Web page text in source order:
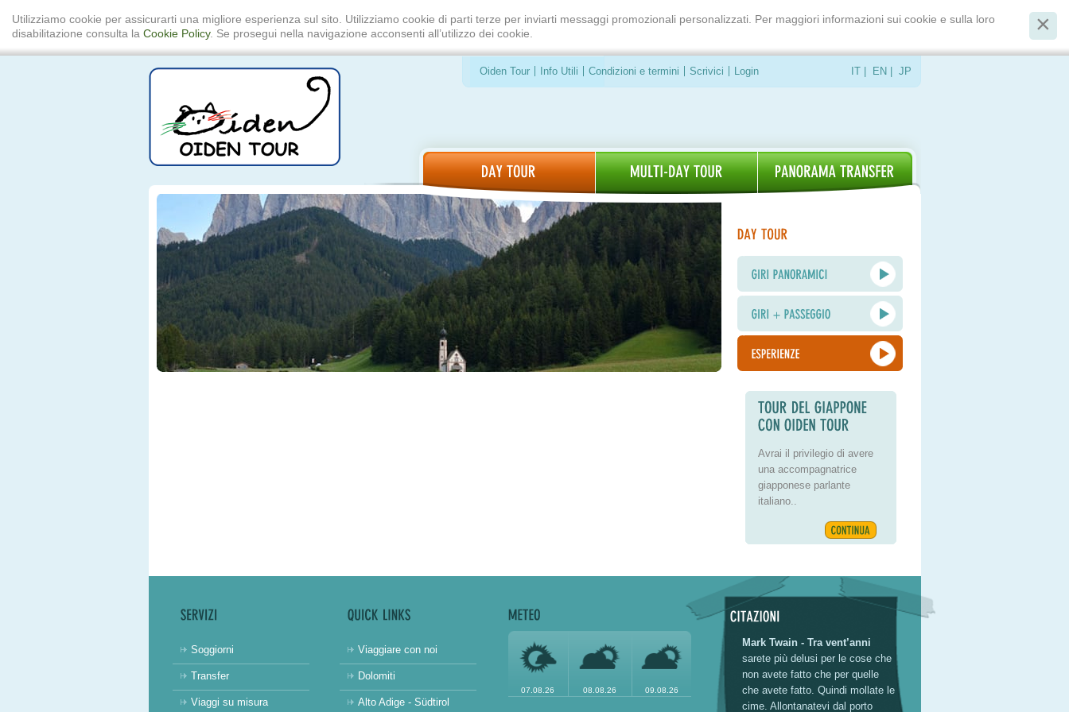
Utilizziamo cookie per assicurarti una migliore esperienza sul sito. Utilizziamo cookie di parti terze per inviarti messaggi promozionali personalizzati. Per maggiori informazioni sui cookie e sulla loro
disabilitazione consulta la Cookie Policy. Se prosegui nella navigazione acconsenti all’utilizzo dei cookie.
Avrai il privilegio di avere
una accompagnatrice
giapponese parlante
italiano..
Oiden Tour Info Utili Condizioni e termini Scrivici Login IT| EN JP
Soggiorni
Transfer
Viaggi su misura
Viaggiare con noi
Dolomiti
Alto Adige - Südtirol
07.08.26 08.08.26 09.08.26
Mark Twain - Tra vent’anni
sarete più delusi per le cose che
non avete fatto che per quelle
che avete fatto. Quindi mollate le
cime. Allontanatevi dal porto